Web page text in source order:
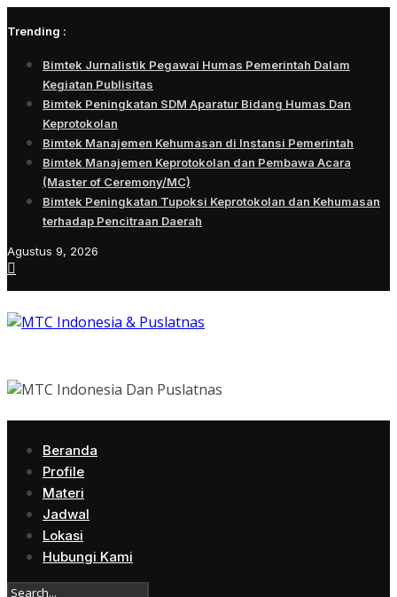
to
Trending :
Bimtek Jurnalistik Pegawai Humas Pemerintah Dalam
Kegiatan Publisitas
Bimtek Peningkatan SDM Aparatur Bidang Humas Dan
Keprotokolan
Bimtek Manajemen Kehumasan di Instansi Pemerintah
Bimtek Manajemen Keprotokolan dan Pembawa Acara
(Master of Ceremony/MC)
Bimtek Peningkatan Tupoksi Keprotokolan dan Kehumasan
terhadap Pencitraan Daerah
Agustus 9, 2026
Beranda
Profile
Materi
Jadwal
Lokasi
Hubungi Kami